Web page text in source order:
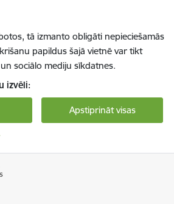
tā izmanto obligāti nepieciešamās
papildus šajā vietnē var tikt
sociālo mediju sīkdatnes.
izvēli:
Apstiprināt visas